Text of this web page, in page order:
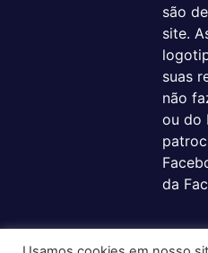
são
site.
suas
não
ou do
da